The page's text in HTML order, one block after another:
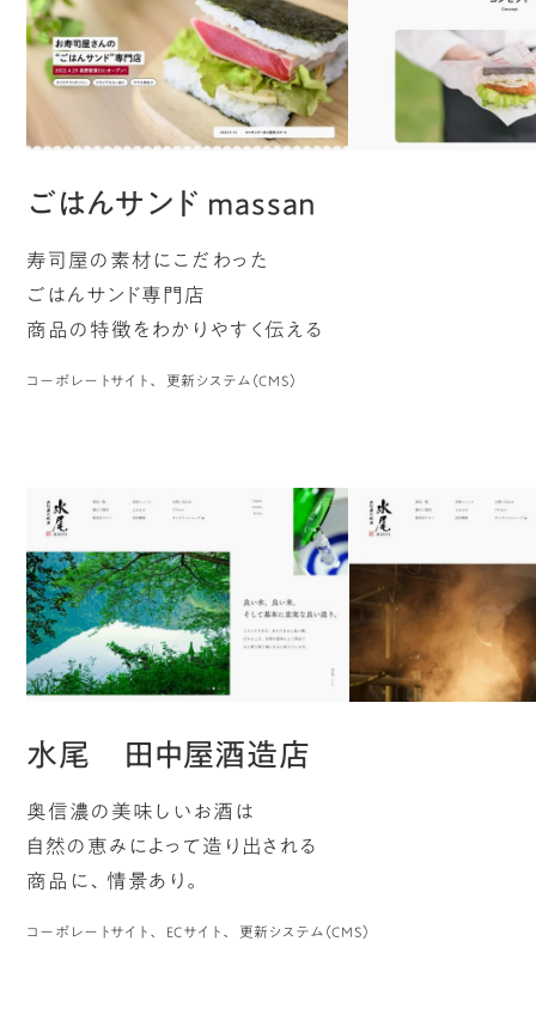
ごはんサンド massan
寿司屋の素材にこだわった
ごはんサンド専門店
商品の特徴をわかりやすく伝える
コーポレートサイト 更新システム（CMS）
水尾 田中屋酒造店
奥信濃の美味しいお酒は
自然の恵みによって造り出される
商品に、情景あり。
コーポレートサイト ECサイト 更新システム（CMS）